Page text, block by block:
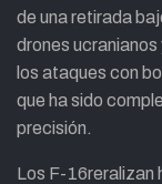
de una retirada
drones
los ataques con
que ha sido
precisión.
Los F-16reralizan